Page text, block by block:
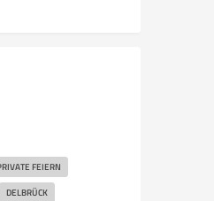
FEIERN
DELBRÜCK